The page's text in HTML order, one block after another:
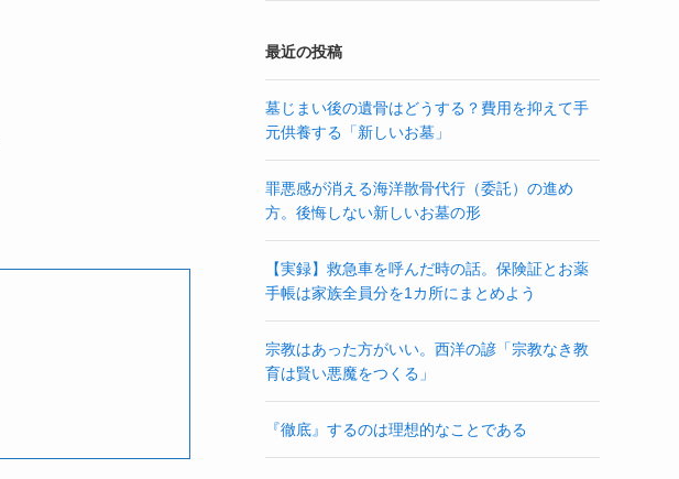
最近の投稿
墓じまい後の遺骨はどうする？費用を抑えて手
元供養する「新しいお墓」
罪悪感が消える海洋散骨代行（委託）の進め
方。後悔しない新しいお墓の形
【実録】救急車を呼んだ時の話。保険証とお薬
手帳は家族全員分を1カ所にまとめよう
宗教はあった方がいい。西洋の諺「宗教なき教
育は賢い悪魔をつくる」
『徹底』するのは理想的なことである